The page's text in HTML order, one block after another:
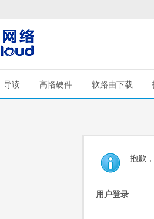
导读 高恪硬件 软路由下载
抱歉
用户登录